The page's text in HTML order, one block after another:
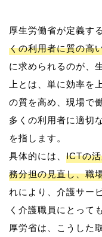
厚生労働省が定義す
くの利用者に質の高
に求められるのが、
上とは、単に効率を
の質を高め、現場で
多くの利用者に適切
を指します。
具体的には、 ICTの
務分担の見直し、職
れにより、介護サー
く介護職員にとって
厚労省は、こうした